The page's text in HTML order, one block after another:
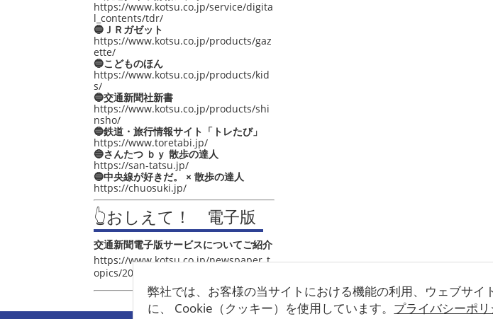
弊社では、お客様の当サイトにおける機能の利用、ウェブサイ
に、 Cookie（クッキー）を使用しています。 プライバシーポリ
https://www.kotsu.co.jp/service/digita
l_contents/tdr/
🔵ＪＲガゼット
https://www.kotsu.co.jp/products/gaz
ette/
🔵こどものほん
https://www.kotsu.co.jp/products/kid
s/
🔵交通新聞社新書
https://www.kotsu.co.jp/products/shi
nsho/
🔵鉄道・旅行情報サイト「トレたび」
https://www.toretabi.jp/
🔵さんたつ ｂｙ 散歩の達人
https://san-tatsu.jp/
🔵中央線が好きだ。 × 散歩の達人
https://chuosuki.jp/
👆おしえて！ 電子版
交通新聞電子版サービスについてご紹介
https://www.kotsu.co.jp/newspaper_t
opics/2021/post_4048.html